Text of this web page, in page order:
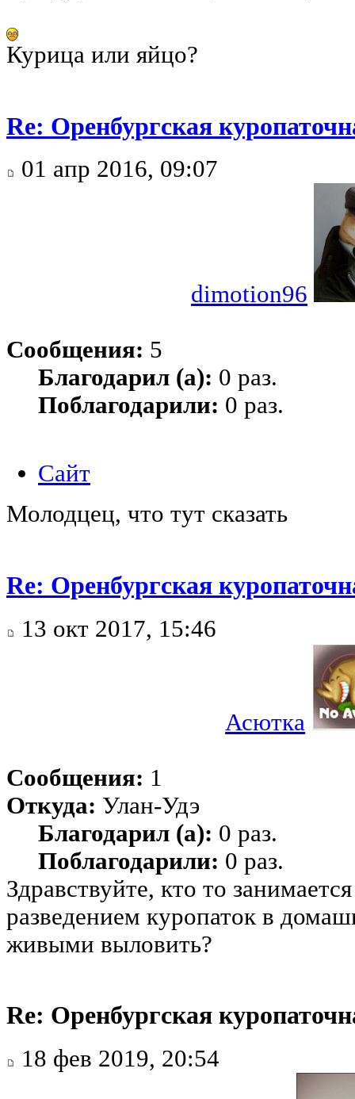
Курица или яйцо?
Re: Оренбургская
01 апр 2016, 09:07
dimotion96
Сообщения: 5
Благодарил (а): 0 раз.
Поблагодарили: 0 раз.
Сайт
Молодцец, что тут сказать
Re: Оренбургская
13 окт 2017, 15:46
Асютка
Сообщения: 1
Откуда: Улан-Удэ
Благодарил (а): 0 раз.
Поблагодарили: 0 раз.
Здравствуйте, кто то
разведением куропаток в
живыми выловить?
Re: Оренбургская
18 фев 2019, 20:54